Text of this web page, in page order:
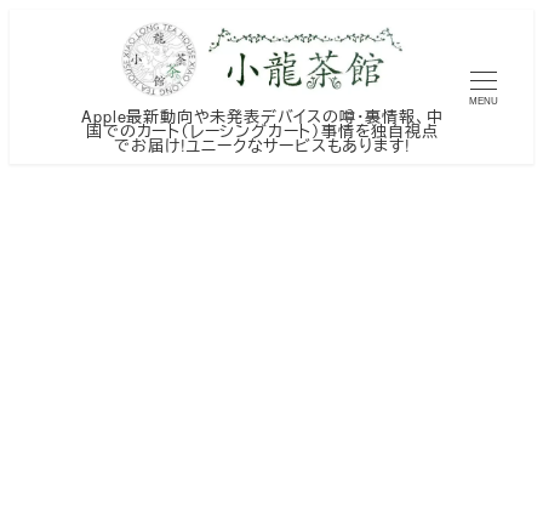
Apple最新動向や未発表デバイスの噂・裏情報、中
国でのカート（レーシングカート）事情を独自視点
でお届け!ユニークなサービスもあります!
MENU